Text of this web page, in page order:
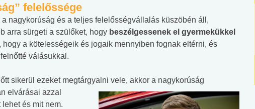
felelőssége
nagykorúság és a teljes felelősségvállalás küszöbén áll,
arra sürgeti a szülőket, hogy beszélgessenek el gyermekükkel
hogy a kötelességeik és jogaik mennyiben fognak eltérni, és
válásukkal.
sikerül ezeket megtárgyalni vele, akkor a nagykorúság
elvárásai azzal
és mit nem.